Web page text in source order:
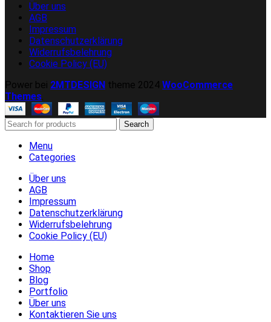
Über uns
AGB
Impressum
Datenschutzerklärung
Widerrufsbelehrung
Cookie Policy (EU)
Power bei 2MTDESIGN theme 2024 WooCommerce
Themes.
Search
Menu
Categories
Über uns
AGB
Impressum
Datenschutzerklärung
Widerrufsbelehrung
Cookie Policy (EU)
Home
Shop
Blog
Portfolio
Über uns
Kontaktieren Sie uns